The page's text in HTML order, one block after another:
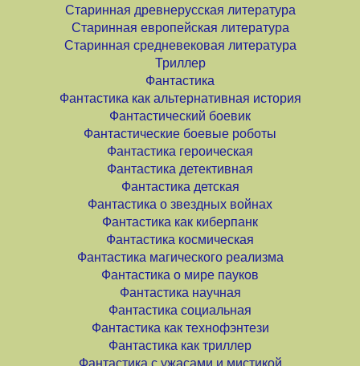
Старинная древнерусская литература
Старинная европейская литература
Старинная средневековая литература
Триллер
Фантастика
Фантастика как альтернативная история
Фантастический боевик
Фантастические боевые роботы
Фантастика героическая
Фантастика детективная
Фантастика детская
Фантастика о звездных войнах
Фантастика как киберпанк
Фантастика космическая
Фантастика магического реализма
Фантастика о мире пауков
Фантастика научная
Фантастика социальная
Фантастика как технофэнтези
Фантастика как триллер
Фантастика с ужасами и мистикой